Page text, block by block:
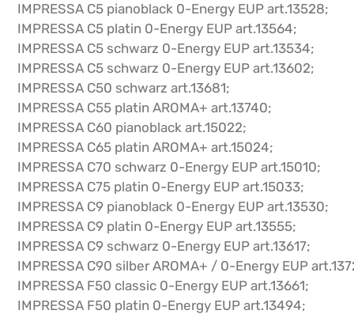
IMPRESSA C5 pianoblack 0-Energy EUP art.13528;
IMPRESSA C5 platin 0-Energy EUP art.13564;
IMPRESSA C5 schwarz 0-Energy EUP art.13534;
IMPRESSA C5 schwarz 0-Energy EUP art.13602;
IMPRESSA C50 schwarz art.13681;
IMPRESSA C55 platin AROMA+ art.13740;
IMPRESSA C60 pianoblack art.15022;
IMPRESSA C65 platin AROMA+ art.15024;
IMPRESSA C70 schwarz 0-Energy EUP art.15010;
IMPRESSA C75 platin 0-Energy EUP art.15033;
IMPRESSA C9 pianoblack 0-Energy EUP art.13530;
IMPRESSA C9 platin 0-Energy EUP art.13555;
IMPRESSA C9 schwarz 0-Energy EUP art.13617;
IMPRESSA C90 silber AROMA+ / 0-Energy EUP
IMPRESSA F50 classic 0-Energy EUP art.13661;
IMPRESSA F50 platin 0-Energy EUP art.13494;